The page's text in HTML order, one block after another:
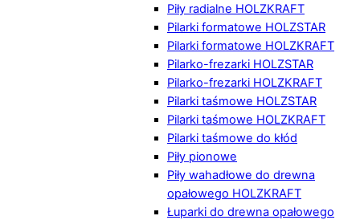
Piły radialne HOLZKRAFT
Pilarki formatowe HOLZSTAR
Pilarki formatowe HOLZKRAFT
Pilarko-frezarki HOLZSTAR
Pilarko-frezarki HOLZKRAFT
Pilarki taśmowe HOLZSTAR
Pilarki taśmowe HOLZKRAFT
Pilarki taśmowe do kłód
Piły pionowe
Piły wahadłowe do drewna
opałowego HOLZKRAFT
Łuparki do drewna opałowego